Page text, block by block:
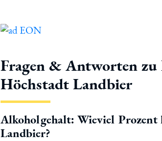
Fragen & Antworten zu
Höchstadt Landbier
Alkoholgehalt: Wieviel Prozent
Landbier?